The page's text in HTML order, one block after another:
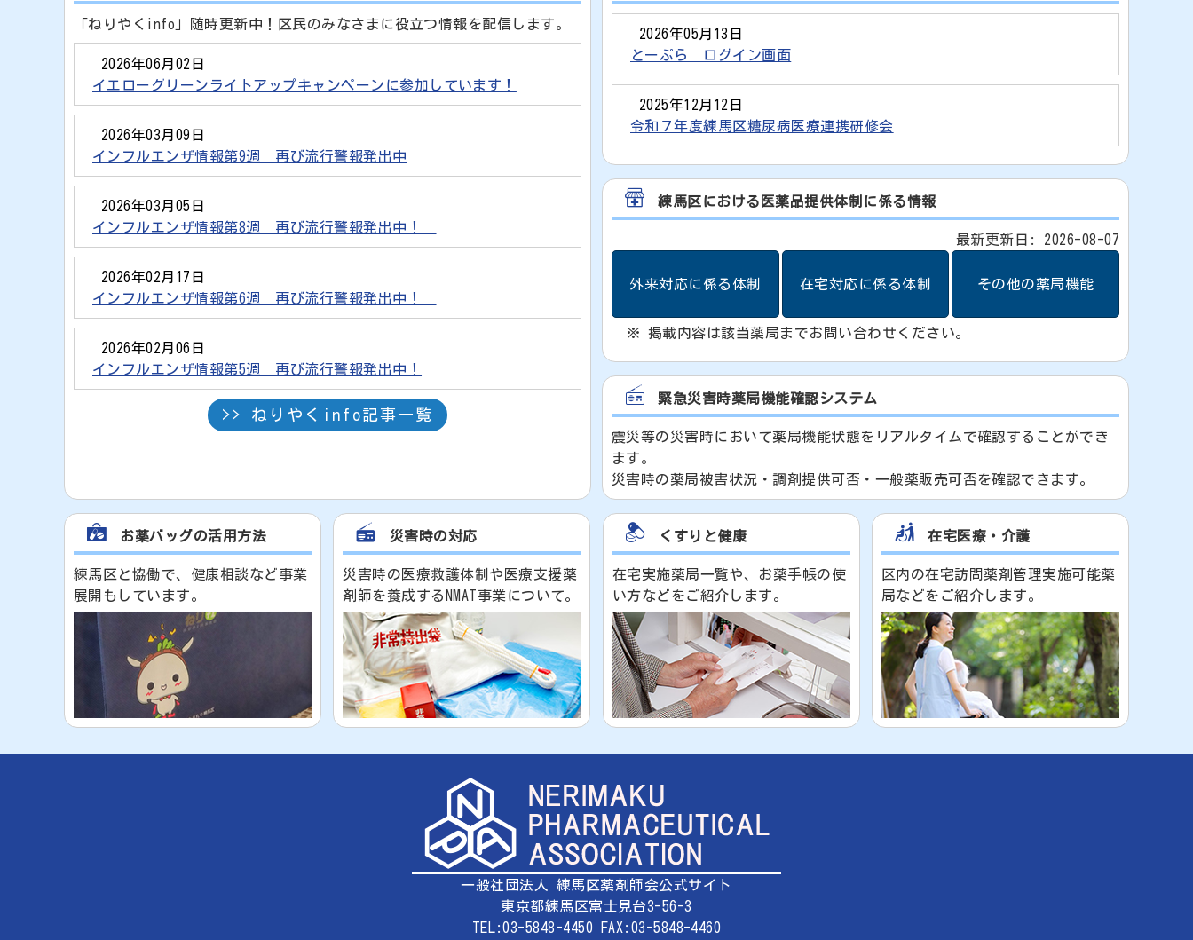
「ねりやくinfo」随時更新中！区民のみなさまに役立つ情報を配信します。
2026年06月02日
イエローグリーンライトアップキャンペーンに参加しています！
2026年03月09日
インフルエンザ情報第9週 再び流行警報発出中
2026年03月05日
インフルエンザ情報第8週 再び流行警報発出中！
2026年02月17日
インフルエンザ情報第6週 再び流行警報発出中！
2026年02月06日
インフルエンザ情報第5週 再び流行警報発出中！
>> ねりやくinfo記事一覧
2026年05月13日
とーぷら ログイン画面
2025年12月12日
令和７年度練馬区糖尿病医療連携研修会
練馬区における医薬品提供体制に係る情報
最新更新日: 2026-08-07
外来対応に係る体制 在宅対応に係る体制 その他の薬局機能
※ 掲載内容は該当薬局までお問い合わせください。
緊急災害時薬局機能確認システム
震災等の災害時において薬局機能状態をリアルタイムで確認することができ
ます。
災害時の薬局被害状況・調剤提供可否・一般薬販売可否を確認できます。
お薬バッグの活用方法
練馬区と協働で、健康相談など事業
展開もしています。
災害時の対応
災害時の医療救護体制や医療支援薬
剤師を養成するNMAT事業について。
くすりと健康
在宅実施薬局一覧や、お薬手帳の使
い方などをご紹介します。
在宅医療・介護
区内の在宅訪問薬剤管理実施可能薬
局などをご紹介します。
一般社団法人 練馬区薬剤師会公式サイト
東京都練馬区富士見台3-56-3
TEL:03-5848-4450 FAX:03-5848-4460